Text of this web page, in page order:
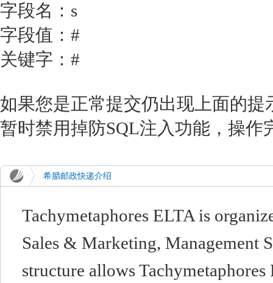
字段名：s
字段值：#
关键字：#
如果您是正常提交仍出现上面的提
暂时禁用掉防SQL注入功能，操作
希腊邮政快递介绍
Tachymetaphores ELTA is
Sales & Marketing, Management
structure allows